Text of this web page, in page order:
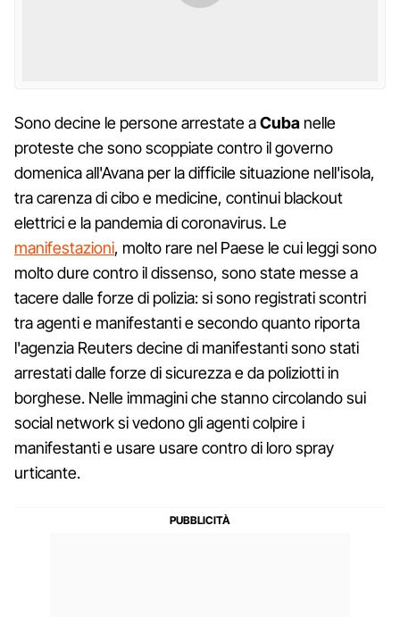
Sono decine le persone arrestate aCuba nelle
proteste che sono scoppiate contro il governo
domenica all'Avana per la difficile situazione nell'isola,
tra carenza di cibo e medicine, continui blackout
elettrici e la pandemia di coronavirus. Le
manifestazioni, molto rare nel Paese le cui leggi sono
molto dure contro il dissenso, sono state messe a
tacere dalle forze di polizia: si sono registrati scontri
tra agenti e manifestanti e secondo quanto riporta
l'agenzia Reuters decine di manifestanti sono stati
arrestati dalle forze di sicurezza e da poliziotti in
borghese. Nelle immagini che stanno circolando sui
social network si vedono gli agenti colpire i
manifestanti e usare usare contro di loro spray
urticante.